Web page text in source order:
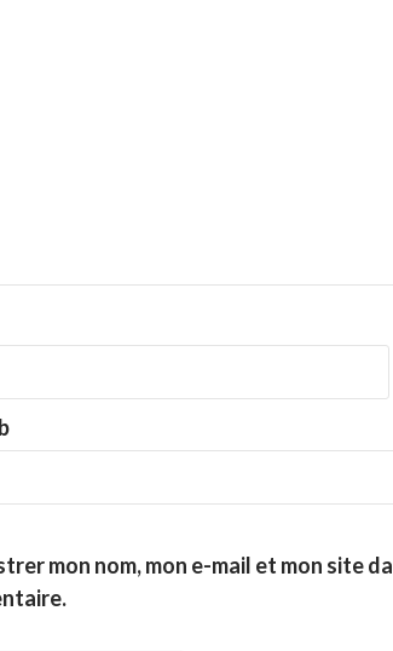
mon nom, mon e-mail et mon site